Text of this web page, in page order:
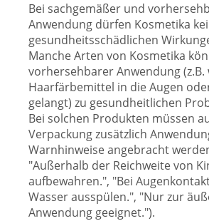
Bei sachgemäßer und
Anwendung dürfen Kosmetika
gesundheitsschädlichen
Manche Arten von Kosmetika
vorhersehbarer Anwendung (z.B.
Haarfärbemittel in die Augen
gelangt) zu gesundheitlichen
Bei solchen Produkten müssen
Verpackung zusätzlich
Warnhinweise angebracht
"Außerhalb der Reichweite von
aufbewahren.", "Bei
Wasser ausspülen.", "Nur zur
Anwendung geeignet.").